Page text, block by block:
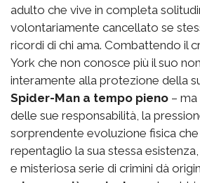
adulto che vive in completa
volontariamente cancellato se
ricordi di chi ama. Combattendo il
York che non conosce più il suo
interamente alla protezione della
Spider-Man a tempo pieno – ma
delle sue responsabilità, la
sorprendente evoluzione fisica
repentaglio la sua stessa
e misteriosa serie di crimini dà